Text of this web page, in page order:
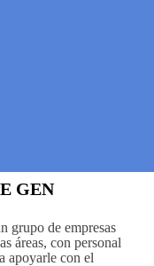
GEN
grupo de empresas
áreas, con personal
apoyarle con el